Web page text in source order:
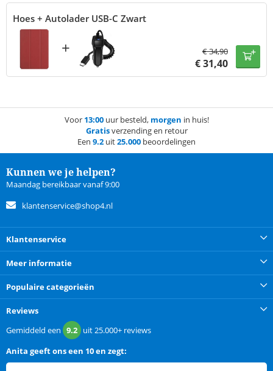
Hoes + Autolader USB-C Zwart
+ €34,90
€31,40
Voor 13:00uur besteld, morgen in huis!
Gratisverzending en retour
Een 9.2 uit25.000 beoordelingen
Kunnen we je helpen?
Maandag bereikbaar vanaf 9:00
klantenservice@shop4.nl
Klantenservice
Meer informatie
Populaire categorieën
Reviews
Gemiddeld een 9.2 uit25.000+ reviews
Anita geeft ons een 10 en zegt: